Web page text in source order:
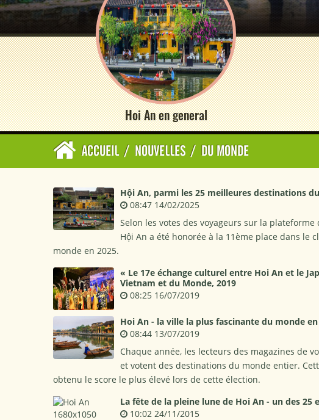
Hoi An en general
ACCUEIL / NOUVELLES / DU MONDE
Hội An, parmi les 25 meilleures destinations
08:47 14/02/2025
Selon les votes des voyageurs sur la
Hội An a été honorée à la 11ème place dans le
monde en 2025.
« Le 17e échange culturel entre Hoi An et le
Vietnam et du Monde, 2019
08:25 16/07/2019
Hoi An - la ville la plus fascinante du monde en
08:44 13/07/2019
Chaque année, les lecteurs des magazines de
et votent des destinations du monde entier.
obtenu le score le plus élevé lors de cette élection.
La fête de la pleine lune de Hoi An - un des
10:02 24/11/2015